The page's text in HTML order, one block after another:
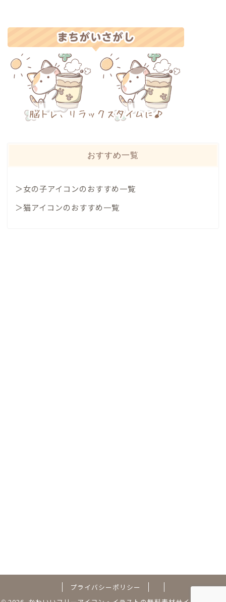
おすすめ一覧
＞女の子アイコンのおすすめ一覧
＞猫アイコンのおすすめ一覧
プライバシーポリシー